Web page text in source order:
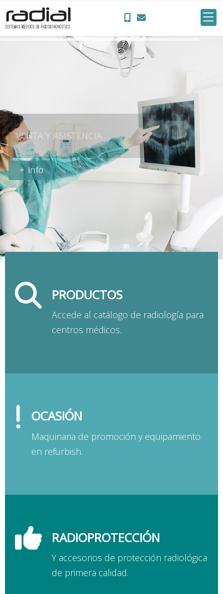
+ Info
PRODUCTOS
Accede al catálogo de radiología para
centros médicos.
OCASIÓN
Maquinaria de promoción y equipamiento
en refurbish.
RADIOPROTECCIÓN
Y accesorios de protección radiológica
de primera calidad.